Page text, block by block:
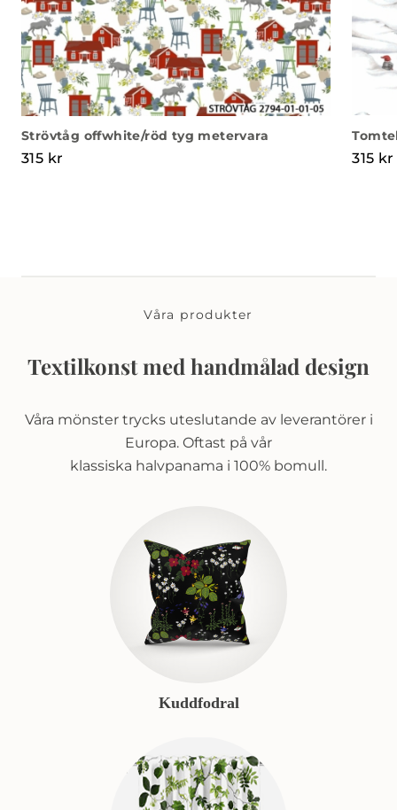
Strövtåg offwhite/röd tyg metervara
315 kr 315 kr
Våra produkter
Textilkonst med handmålad design
Våra mönster trycks uteslutande av leverantörer i
Europa. Oftast på vår
klassiska halvpanama i 100% bomull.
Kuddfodral